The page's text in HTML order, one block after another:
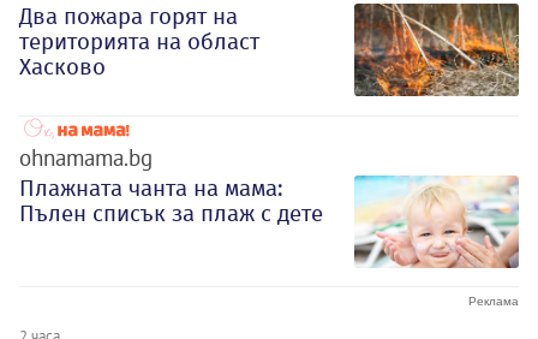
Два пожара горят на
територията на област
Хасково
ohnamama.bg
Плажната чанта на мама:
Пълен списък за плаж с дете